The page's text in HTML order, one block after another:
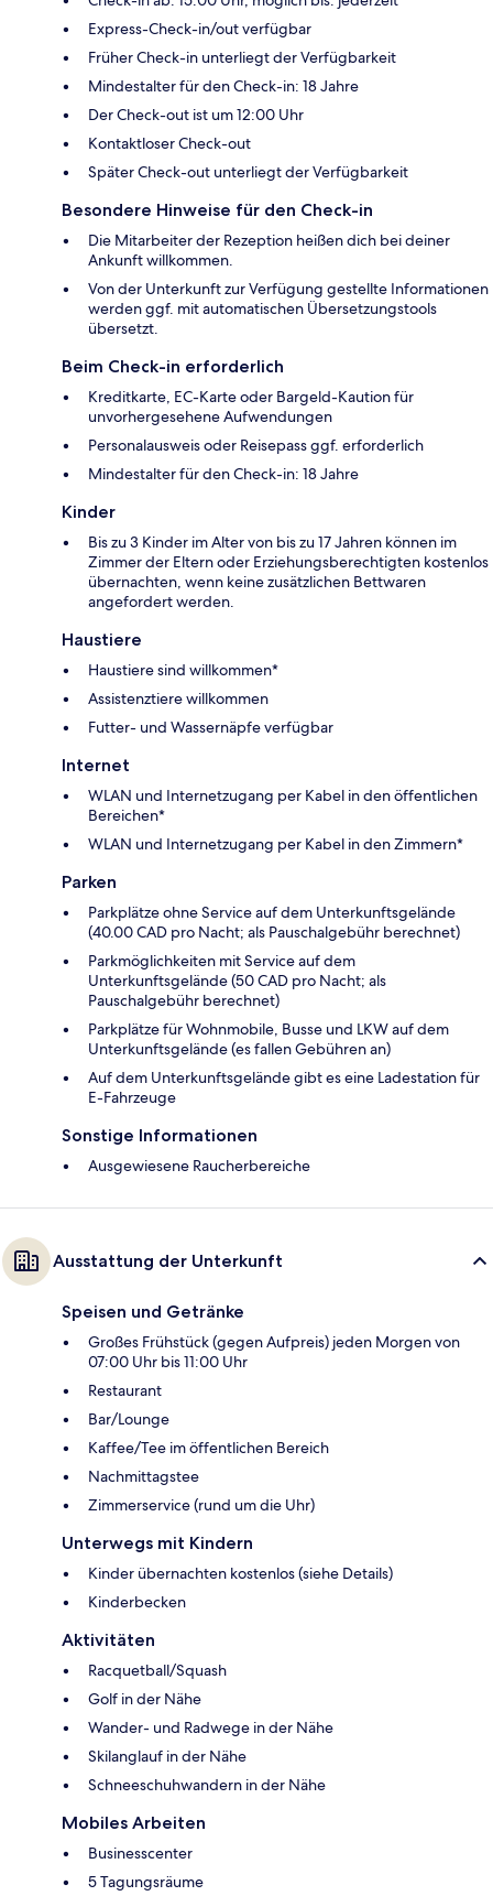
Express-Check-in/out verfügbar
Früher Check-in unterliegt der Verfügbarkeit
Mindestalter für den Check-in: 18 Jahre
Der Check-out ist um 12:00 Uhr
Kontaktloser Check-out
Später Check-out unterliegt der Verfügbarkeit
Besondere Hinweise für den Check-in
Die Mitarbeiter der Rezeption heißen dich bei deiner
Ankunft willkommen.
Von der Unterkunft zur Verfügung gestellte Informationen
werden ggf. mit automatischen Übersetzungstools
übersetzt.
Beim Check-in erforderlich
Kreditkarte, EC-Karte oder Bargeld-Kaution für
unvorhergesehene Aufwendungen
Personalausweis oder Reisepass ggf. erforderlich
Mindestalter für den Check-in: 18 Jahre
Kinder
Bis zu 3 Kinder im Alter von bis zu 17 Jahren können im
Zimmer der Eltern oder Erziehungsberechtigten kostenlos
übernachten, wenn keine zusätzlichen Bettwaren
angefordert werden.
Haustiere
Haustiere sind willkommen*
Assistenztiere willkommen
Futter- und Wassernäpfe verfügbar
Internet
WLAN und Internetzugang per Kabel in den öffentlichen
Bereichen*
WLAN und Internetzugang per Kabel in den Zimmern*
Parken
Parkplätze ohne Service auf dem Unterkunftsgelände
(40.00 CAD pro Nacht; als Pauschalgebühr berechnet)
Parkmöglichkeiten mit Service auf dem
Unterkunftsgelände (50 CAD pro Nacht; als
Pauschalgebühr berechnet)
Parkplätze für Wohnmobile, Busse und LKW auf dem
Unterkunftsgelände (es fallen Gebühren an)
Auf dem Unterkunftsgelände gibt es eine Ladestation für
E-Fahrzeuge
Sonstige Informationen
Ausgewiesene Raucherbereiche
Ausstattung der Unterkunft
Speisen und Getränke
Großes Frühstück (gegen Aufpreis) jeden Morgen von
07:00 Uhr bis 11:00 Uhr
Restaurant
Bar/Lounge
Kaffee/Tee im öffentlichen Bereich
Nachmittagstee
Zimmerservice (rund um die Uhr)
Unterwegs mit Kindern
Kinder übernachten kostenlos (siehe Details)
Kinderbecken
Aktivitäten
Racquetball/Squash
Golf in der Nähe
Wander- und Radwege in der Nähe
Skilanglauf in der Nähe
Schneeschuhwandern in der Nähe
Mobiles Arbeiten
Businesscenter
5 Tagungsräume